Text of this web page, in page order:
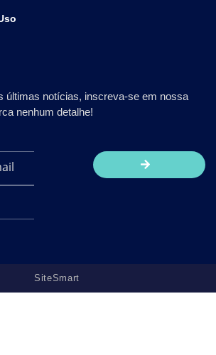
últimas notícias, inscreva-se em nossa
nenhum detalhe!
SiteSmart